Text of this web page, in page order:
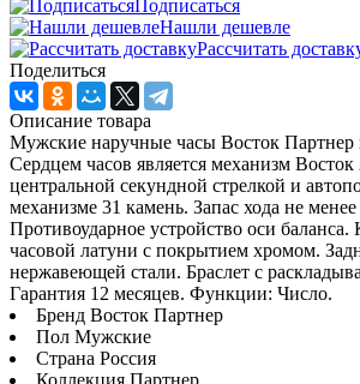
Подписаться
Нашли дешевле
Рассчитать
Поделиться
Описание товара
Мужские наручные часы Восток Партнер
Сердцем часов является механизм Восток
центральной секундной стрелкой и
механизме 31 камень. Запас хода не менее
Противоударное устройство оси
часовой латуни с покрытием хромом.
нержавеющей стали. Браслет с
Гарантия 12 месяцев. Функции: Число.
Бренд Восток Партнер
Пол Мужские
Страна Россия
Коллекция Партнер